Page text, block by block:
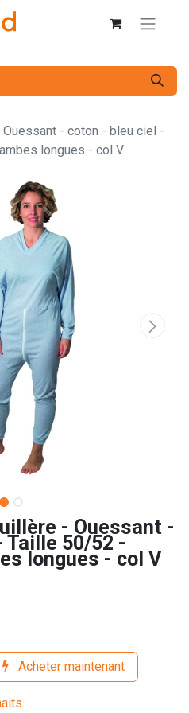
- coton - bleu ciel -
longues - col V
- Ouessant -
Taille 50/52 -
longues - col V
Acheter maintenant